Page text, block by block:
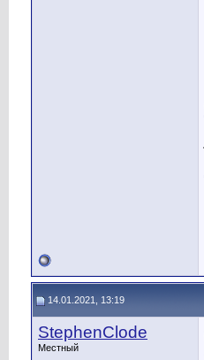
14.01.2021, 13:19
StephenClode
Местный